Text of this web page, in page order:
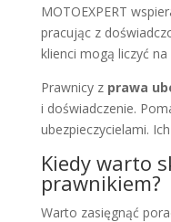
MOTOEXPERT
pracując z
klienci mogą liczyć
Prawnicy z prawa
i doświadczenie.
ubezpieczycielami.
Kiedy warto
prawnikiem?
Warto zasięgnąć